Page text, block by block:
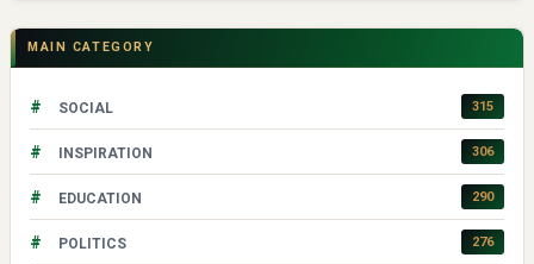
MAIN CATEGORY
# SOCIAL 315
# INSPIRATION 306
# EDUCATION 290
# POLITICS 276